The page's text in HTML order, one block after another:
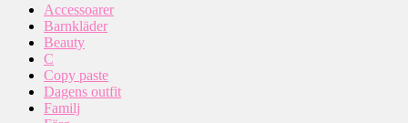
Accessoarer
Barnkläder
Beauty
C
Copy paste
Dagens outfit
Familj